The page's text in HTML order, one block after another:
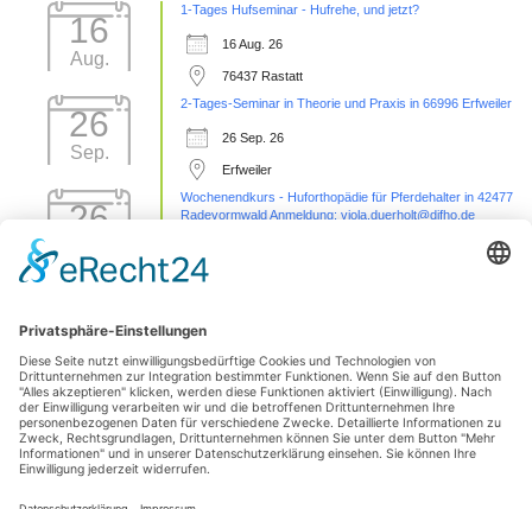
16
Aug.
1-Tages Hufseminar - Hufrehe, und jetzt?
16 Aug. 26
76437 Rastatt
26
Sep.
2-Tages-Seminar in Theorie und Praxis in 66996 Erfweiler
26 Sep. 26
Erfweiler
26
Wochenendkurs - Huforthopädie für Pferdehalter in 42477
Radevormwald Anmeldung: viola.duerholt@difho.de
11
Okt.
Karpal/Sprunggelenk bis Huf)
11 Okt. 26
Burgstetten
01
Nov.
1 Tages Hufseminar-Sezieren16727 Velten - mit Michelle
Yakobi Anmeldung: unter info@difho.de